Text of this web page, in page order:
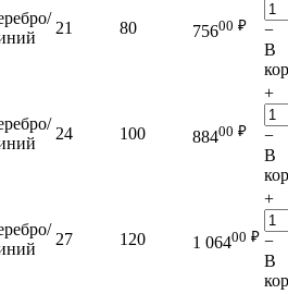
21 80 75600 ₽
−
В
24 100 88400 ₽
+
−
В
27 120 1 06400 ₽
+
−
В